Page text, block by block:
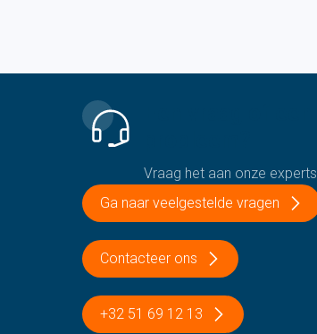
Vraag het aan onze experts
Ga naar veelgestelde vragen
Contacteer ons
+32 51 69 12 13